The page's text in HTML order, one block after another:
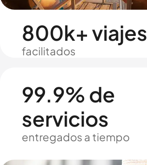
800k+ viajes
facilitados
99.9% de
servicios
entregados a tiempo